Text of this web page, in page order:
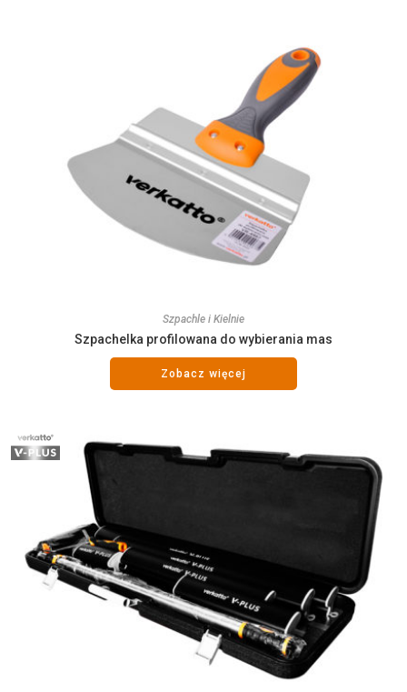
Szpachle i Kielnie
Szpachelka profilowana do wybierania mas
Zobacz więcej